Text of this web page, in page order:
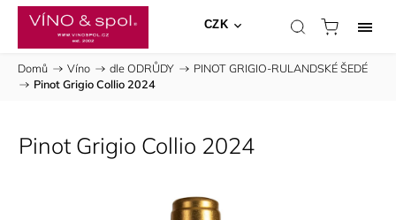
CZK
Domů / Víno / dle ODRŮDY /
PINOT GRIGIO-RULANDSKÉ ŠEDÉ
/
Pinot Grigio Collio 2024
Pinot Grigio Collio 2024